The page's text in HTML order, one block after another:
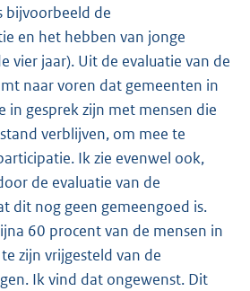
bijvoorbeeld de
en het hebben van jonge
vier jaar). Uit de evaluatie van de
naar voren dat gemeenten in
in gesprek zijn met mensen die
verblijven, om mee te
Ik zie evenwel ook,
de evaluatie van de
dit nog geen gemeengoed is.
60 procent van de mensen in
zijn vrijgesteld van de
Ik vind dat ongewenst. Dit